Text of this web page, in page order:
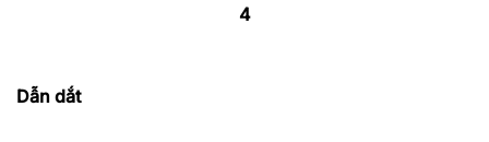
4
Dẫn dắt